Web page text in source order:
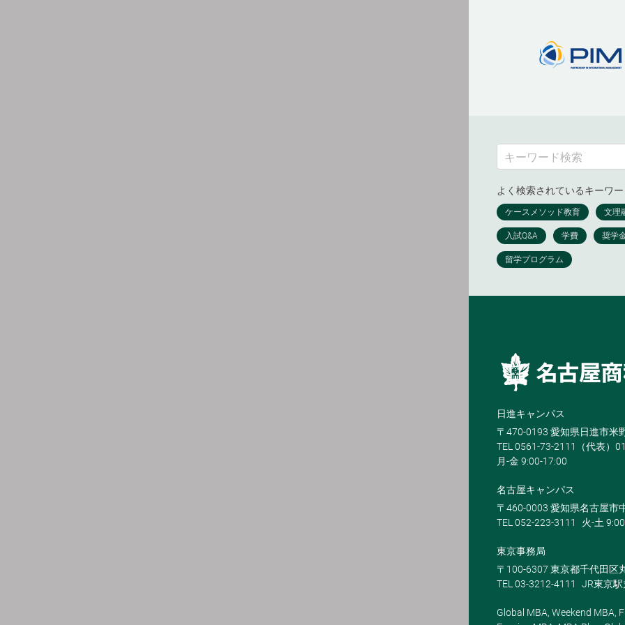
よく検索されているキーワ
日進キャンパス
〒470-0193 愛知県日進市米
TEL 0561-73-2111（代表）
月-金 9:00-17:00
名古屋キャンパス
〒460-0003 愛知県名古屋市
TEL 052-223-3111
火-土
東京事務局
〒100-6307 東京都千代田区
TEL 03-3212-4111
JR東京
Global MBA, Weekend MBA,